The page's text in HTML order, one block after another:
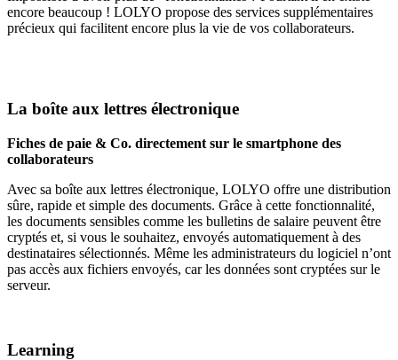
encore beaucoup ! LOLYO propose des services supplémentaires
précieux qui facilitent encore plus la vie de vos collaborateurs.
La boîte aux lettres électronique
Fiches de paie & Co. directement sur le smartphone des
collaborateurs
Avec sa boîte aux lettres électronique, LOLYO offre une distribution
sûre, rapide et simple des documents. Grâce à cette fonctionnalité,
les documents sensibles comme les bulletins de salaire peuvent être
cryptés et, si vous le souhaitez, envoyés automatiquement à des
destinataires sélectionnés. Même les administrateurs du logiciel n’ont
pas accès aux fichiers envoyés, car les données sont cryptées sur le
serveur.
Learning